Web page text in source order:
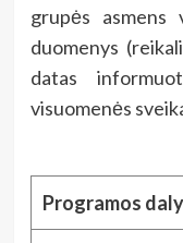
grupės asmens
duomenys
datas
visuomenės
Programos